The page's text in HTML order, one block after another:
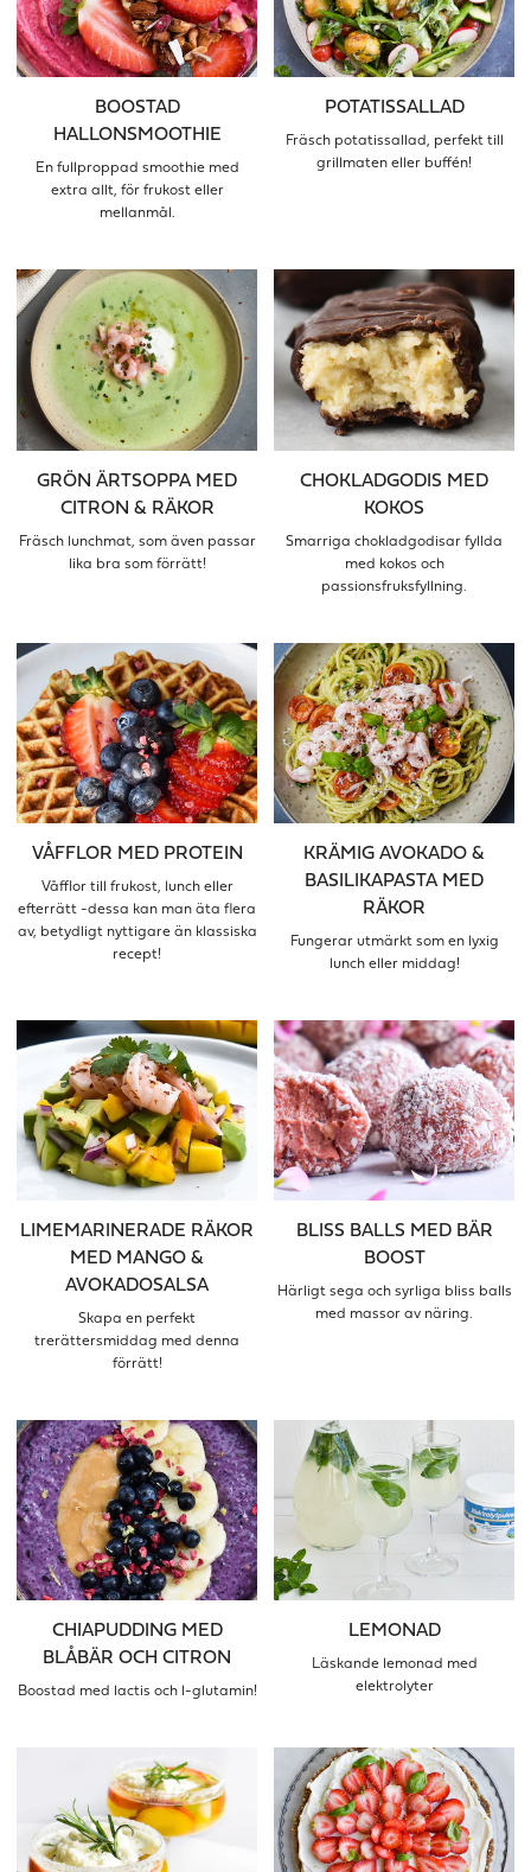
BOOSTAD
HALLONSMOOTHIE
En fullproppad smoothie med
extra allt, för frukost eller
mellanmål.
POTATISSALLAD
Fräsch potatissallad, perfekt till
grillmaten eller buffén!
GRÖN ÄRTSOPPA MED
CITRON & RÄKOR
Fräsch lunchmat, som även passar
lika bra som förrätt!
CHOKLADGODIS MED
KOKOS
Smarriga chokladgodisar fyllda
med kokos och
passionsfruksfyllning.
VÅFFLOR MED PROTEIN
Våfflor till frukost, lunch eller
efterrätt -dessa kan man äta flera
av, betydligt nyttigare än klassiska
recept!
KRÄMIG AVOKADO &
BASILIKAPASTA MED
RÄKOR
Fungerar utmärkt som en lyxig
lunch eller middag!
LIMEMARINERADE RÄKOR
MED MANGO &
AVOKADOSALSA
Skapa en perfekt
trerättersmiddag med denna
förrätt!
BLISS BALLS MED BÄR
BOOST
Härligt sega och syrliga bliss balls
med massor av näring.
CHIAPUDDING MED
BLÅBÄR OCH CITRON
Boostad med lactis och l-glutamin!
LEMONAD
Läskande lemonad med
elektrolyter